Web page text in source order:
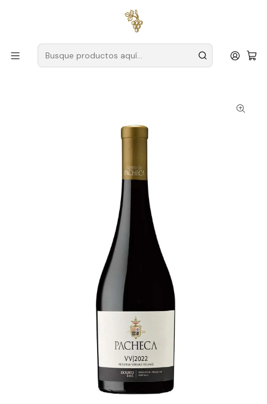
para pedidos superiores a
Productores Duero
Finca Pacheca
Pacheca Reserva Vinhas Velhas Magnum 2021 Vino Tinto
Duero 1,5L